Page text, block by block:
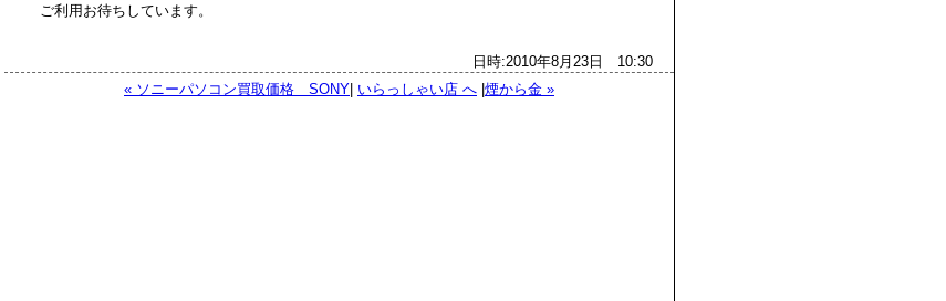
ご利用お待ちしています。
日時:2010年8月23日 10:30
« ソニーパソコン買取価格 SONY いらっしゃい店 へ 煙から金 »